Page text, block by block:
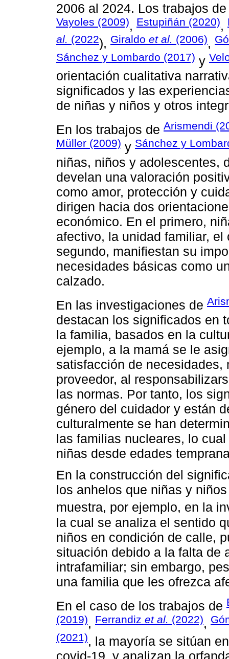
2006 al 2024. Los trabajos
Vayoles (2009), Estupiñán (2020),
al. (2022), Giraldo et al. (2006),
Sánchez y Lombardo (2017) y
orientación cualitativa
significados y las
de niñas y niños y otros
En los trabajos de Arismendi
Müller (2009) y Sánchez y
niñas, niños y adolescentes,
develan una valoración
como amor, protección y
dirigen hacia dos
económico. En el primero,
afectivo, la unidad familiar,
segundo, manifiestan su
necesidades básicas como
calzado.
En las investigaciones de
destacan los significados en
la familia, basados en la
ejemplo, a la mamá se le
satisfacción de necesidades,
proveedor, al
las normas. Por tanto, los
género del cuidador y están
culturalmente se han
las familias nucleares, lo
niñas desde edades
En la construcción del
los anhelos que niñas y
muestra, por ejemplo, en la
la cual se analiza el sentido
niños en condición de calle,
situación debido a la falta de
intrafamiliar; sin embargo,
una familia que les ofrezca
En el caso de los trabajos de
(2019), Ferrandiz et al. (2022),
(2021), la mayoría se sitúan
covid-19, y analizan la